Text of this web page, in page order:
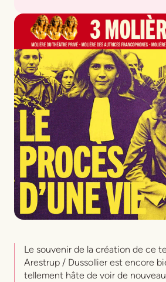
Une pièce deCyril Gely
Mise en scène Béatrice Agenin
AvecDominique Pinon,Bruno
Chaïb
Valentin Martinie
Assistant à la mise en scène
DécorCatherine Bluwal
LumièresLaurent BéaletDidier
Costumes Valentin Dorogi
Bande son Michel Winogradoff
Matte painting
Cyrille Valroff
Le souvenir de la création de ce
Arestrup / Dussollier est encore
tellement hâte de voir de